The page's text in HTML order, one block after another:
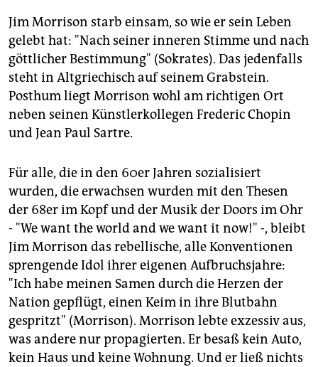
Jim Morrison starb einsam, so wie er sein Leben
gelebt hat: "Nach seiner inneren Stimme und nach
göttlicher Bestimmung" (Sokrates). Das jedenfalls
steht in Altgriechisch auf seinem Grabstein.
Posthum liegt Morrison wohl am richtigen Ort
neben seinen Künstlerkollegen Frederic Chopin
und Jean Paul Sartre.
Für alle, die in den 60er Jahren sozialisiert
wurden, die erwachsen wurden mit den Thesen
der 68er im Kopf und der Musik der Doors im Ohr
- "We want the world and we want it now!" -, bleibt
Jim Morrison das rebellische, alle Konventionen
sprengende Idol ihrer eigenen Aufbruchsjahre:
"Ich habe meinen Samen durch die Herzen der
Nation gepflügt, einen Keim in ihre Blutbahn
gespritzt" (Morrison). Morrison lebte exzessiv aus,
was andere nur propagierten. Er besaß kein Auto,
kein Haus und keine Wohnung. Und er ließ nichts